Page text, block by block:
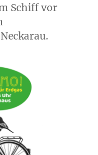
Schiff vor